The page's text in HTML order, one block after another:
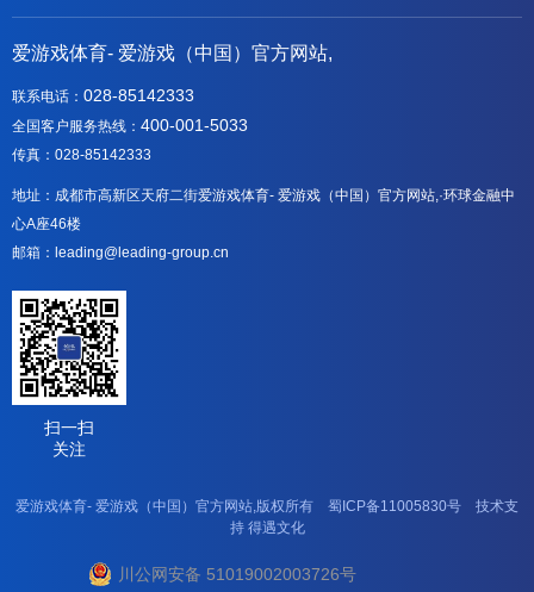
爱游戏体育- 爱游戏（中国）官方网站,
联系电话： 028-85142333
全国客户服务热线： 400-001-5033
传真：028-85142333
地址：成都市高新区天府二街爱游戏体育- 爱游戏（中国）官方网站,·环球金融中
心A座46楼
邮箱：leading@leading-group.cn
扫一扫
关注
爱游戏体育- 爱游戏（中国）官方网站,版权所有 蜀ICP备11005830号 技术支
持 得遇文化
川公网安备 51019002003726号